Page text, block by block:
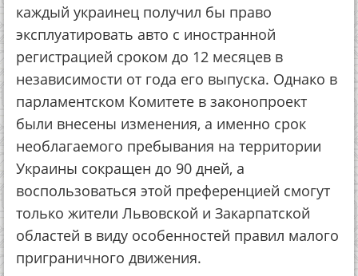
каждый украинец получил бы право
эксплуатировать авто с иностранной
регистрацией сроком до 12 месяцев в
независимости от года его выпуска. Однако в
парламентском Комитете в законопроект
были внесены изменения, а именно срок
необлагаемого пребывания на территории
Украины сокращен до 90 дней, а
воспользоваться этой преференцией смогут
только жители Львовской и Закарпатской
областей в виду особенностей правил малого
приграничного движения.